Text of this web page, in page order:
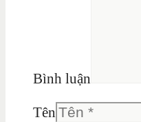
Bình luận
Tên